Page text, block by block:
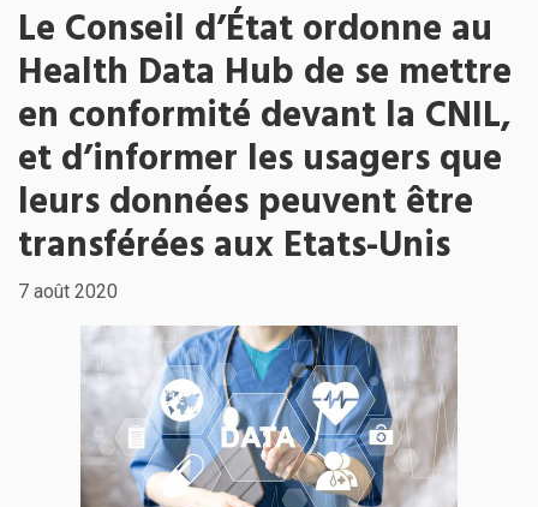
Le Conseil d’État ordonne au
Health Data Hub de se mettre
en conformité devant la CNIL,
et d’informer les usagers que
leurs données peuvent être
transférées aux Etats-Unis
7 août 2020